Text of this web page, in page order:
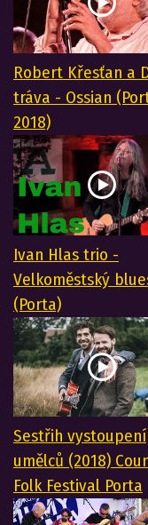
Robert Křesťan a
tráva - Ossian
2018)
Ivan Hlas trio -
Velkoměstský
(Porta)
Sestřih vystoupení
umělců (2018)
Folk Festival Porta